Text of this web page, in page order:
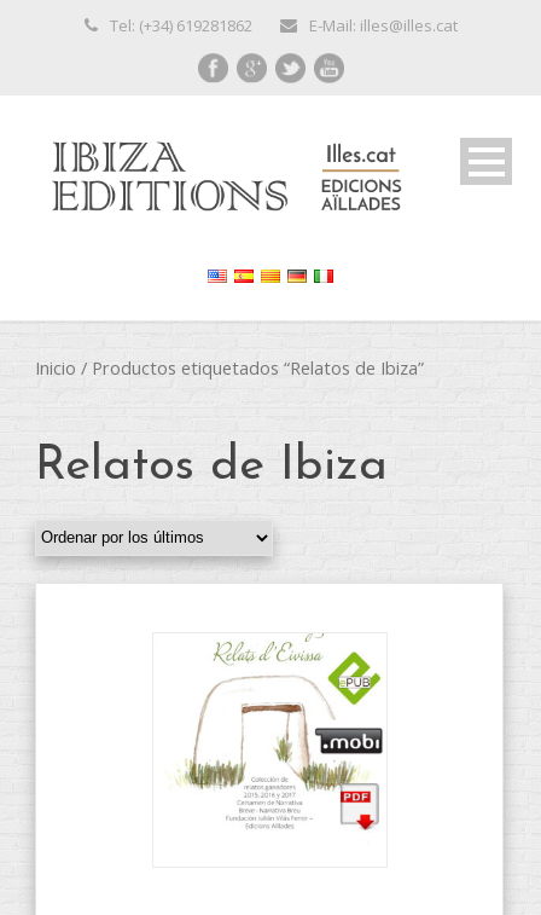
Tel: (+34) 619281862 E-Mail: illes@illes.cat
Inicio / Productos etiquetados “Relatos de Ibiza”
Relatos de Ibiza